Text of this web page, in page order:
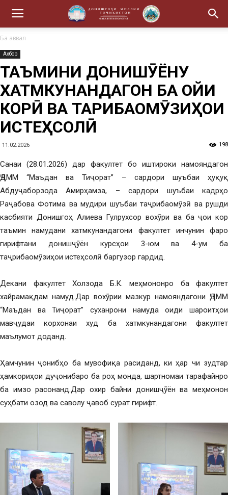
Ба аввал
Ахбор
ТАЪМИНИ ДОНИШҶӮЁНУ
ХАТМКУНАНДАГОН БА ҶОЙИ
КОРӢ ВА ТАҶРИБАОМӮЗИҲОИ
ИСТЕҲСОЛӢ
11.02.2026 198
Санаи (28.01.2026) дар факултет бо иштироки намояндагон
ҶДММ “Маъдан ва Тиҷорат” – сардори шуъбаи ҳуқуқ
Абдуҷаборзода Амирҳамза, – сардори шуъбаи кадрҳо
Раҷабова Фотима ва мудири шуъбаи таҷрибаомӯзӣ ва рушди
касбияти Донишгоҳ Алиева Гулрухсор вохӯри ва ба ҷои кор
таъмин намудани хатмкунандагони факултет инчунин фаро
гирифтани донишҷӯён курсҳои 3-юм ва 4-ум ба
таҷрибаомӯзиҳои истеҳсолӣ баргузор гардид.
Декани факултет Холзода Б.К. меҳмононро ба факултет
хайрамақдам намуд.Дар вохӯрии мазкур намояндагони ҶДММ
“Маъдан ва Тиҷорат” суханрони намуда оиди шароитҳои
мавҷудаи корхонаи худ ба хатмкунандагони факултет
маълумот доданд.
Ҳамчунин ҷонибҳо ба мувофиқа расиданд, ки ҳар чи зудтар
ҳамкориҳои дуҷонибаро ба роҳ монда, шартномаи тарафайнро
ба имзо расонанд.Дар охир байни донишҷӯён ва меҳмонон
суҳбати озод ва саволу ҷавоб сурат гирифт.